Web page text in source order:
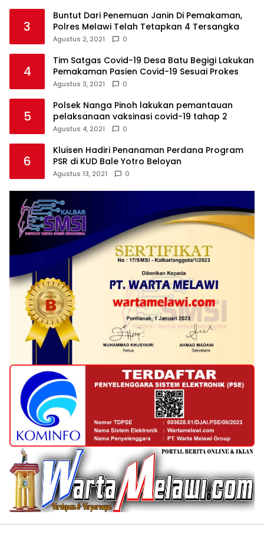
3
Buntut Dari Penemuan Janin Di Pemakaman,
Polres Melawi Telah Tetapkan 4 Tersangka
Agustus 2, 2021 0
4
Tim Satgas Covid-19 Desa Batu Begigi Lakukan
Pemakaman Pasien Covid-19 Sesuai Prokes
Agustus 3, 2021 0
5
Polsek Nanga Pinoh lakukan pemantauan
pelaksanaan vaksinasi covid-19 tahap 2
Agustus 4, 2021 0
6
Kluisen Hadiri Penanaman Perdana Program
PSR di KUD Bale Yotro Beloyan
Agustus 13, 2021 0